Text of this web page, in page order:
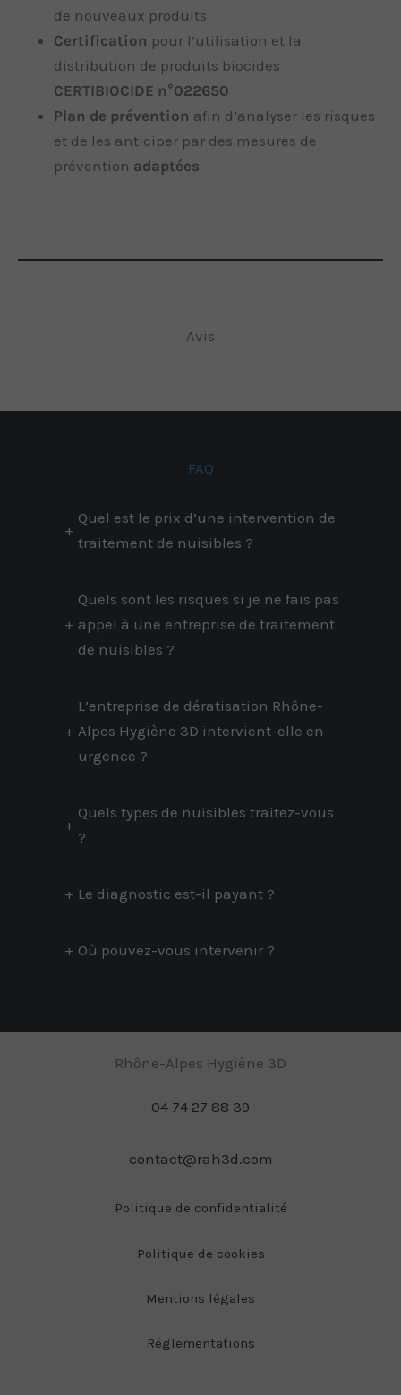
de nouveaux produits
Certification pour l’utilisation et la
distribution de produits biocides
CERTIBIOCIDE n°022650
Plan de prévention afin d’analyser les risques
et de les anticiper par des mesures de
prévention adaptées
Avis
FAQ
+
Quel est le prix d’une intervention de
traitement de nuisibles ?
+
Quels sont les risques si je ne fais pas
appel à une entreprise de traitement
de nuisibles ?
+
L’entreprise de dératisation Rhône-
Alpes Hygiène 3D intervient-elle en
urgence ?
+
Quels types de nuisibles traitez-vous
?
+ Le diagnostic est-il payant ?
+ Où pouvez-vous intervenir ?
Rhône-Alpes Hygiène 3D
04 74 27 88 39
contact@rah3d.com
Politique de confidentialité
Politique de cookies
Mentions légales
Réglementations